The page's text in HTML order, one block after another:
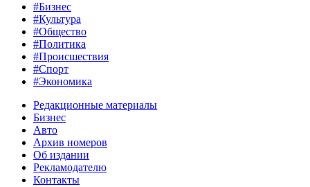
#Бизнес
#Культура
#Общество
#Политика
#Происшествия
#Спорт
#Экономика
Редакционные материалы
Бизнес
Авто
Архив номеров
Об издании
Рекламодателю
Контакты